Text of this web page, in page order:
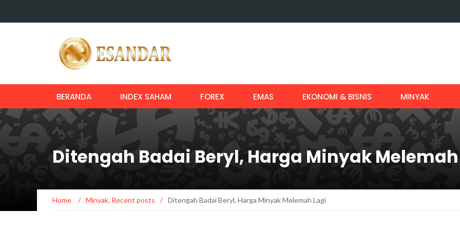
BERANDA INDEX SAHAM FOREX EMAS EKONOMI & BISNIS MINYAK
Ditengah Badai Beryl, Harga Minyak
Home / Minyak, Recent posts / Ditengah Badai Beryl, Harga Minyak Melemah Lagi